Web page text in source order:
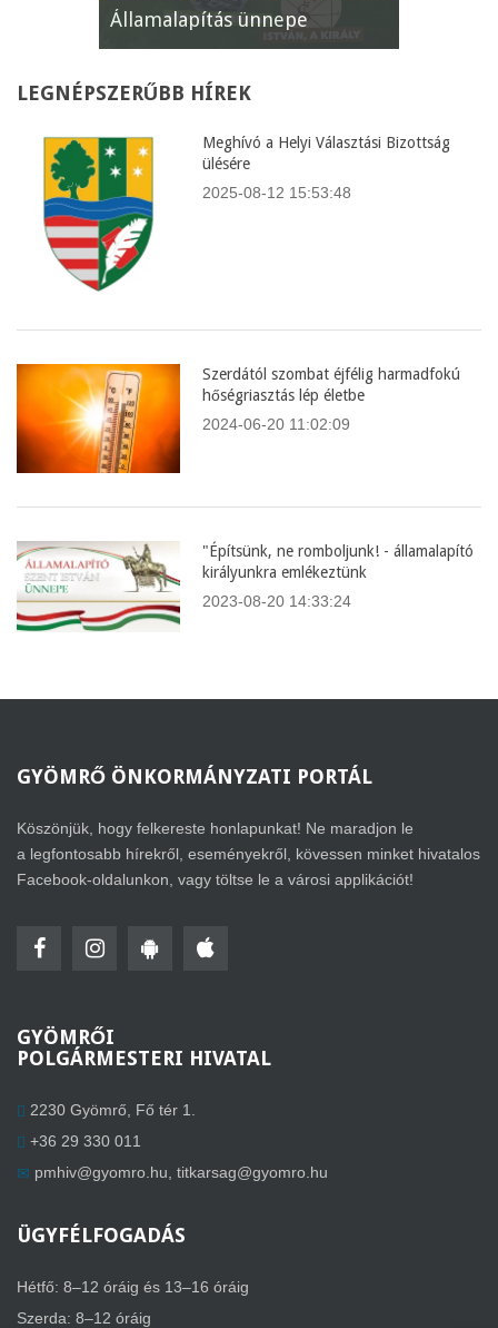
Államalapítás ünnepe
LEGNÉPSZERŰBB HÍREK
Meghívó a Helyi Választási Bizottság
ülésére
2025-08-12 15:53:48
Szerdától szombat éjfélig harmadfokú
hőségriasztás lép életbe
2024-06-20 11:02:09
"Építsünk, ne romboljunk! - államalapító
királyunkra emlékeztünk
2023-08-20 14:33:24
GYÖMRŐ ÖNKORMÁNYZATI PORTÁL
Köszönjük, hogy felkereste honlapunkat! Ne maradjon le
a legfontosabb hírekről, eseményekről, kövessen minket hivatalos
Facebook-oldalunkon, vagy töltse le a városi applikációt!
GYÖMRŐI
POLGÁRMESTERI HIVATAL
2230 Gyömrő, Fő tér 1.
+36 29 330 011
pmhiv@gyomro.hu titkarsag@gyomro.hu
ÜGYFÉLFOGADÁS
Hétfő: 8–12 óráig és 13–16 óráig
Szerda: 8–12 óráig